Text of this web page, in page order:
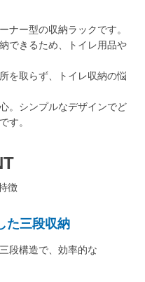
ナー型の収納ラックです。
できるため、トイレ用品や
を取らず、トイレ収納の悩
。シンプルなデザインでど
す。
徴
た三段収納
段構造で、効率的な